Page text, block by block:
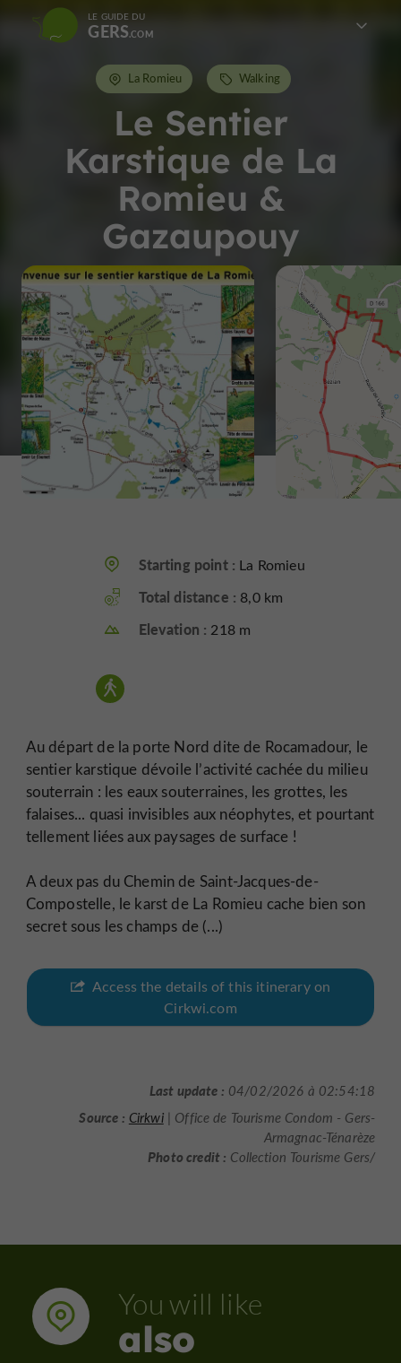
LE GUIDE DU
GERS
Le Sentier
Karstique de La
Romieu &
Gazaupouy
La Romieu Walking
Starting point : La Romieu
Total distance : 8,0 km
Elevation : 218 m
Au départ de la porte Nord dite de Rocamadour, le
sentier karstique dévoile l’activité cachée du milieu
souterrain : les eaux souterraines, les grottes, les
falaises... quasi invisibles aux néophytes, et pourtant
tellement liées aux paysages de surface !
A deux pas du Chemin de Saint-Jacques-de-
Compostelle, le karst de La Romieu cache bien son
secret sous les champs de (...)
Access the details of this itinerary on
Cirkwi.com
Last update : 04/02/2026 à 02:54:18
Source : Cirkwi| Office de Tourisme Condom - Gers-
Armagnac-Ténarèze
Photo credit : Collection Tourisme Gers/
You will like
also